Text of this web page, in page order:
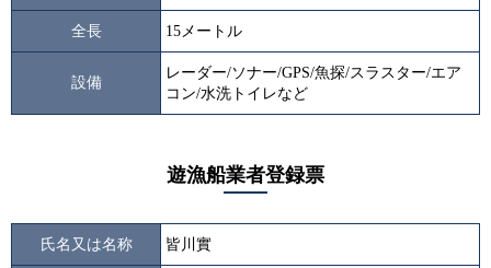
全長 15メートル
設備
レーダー/ソナー/GPS/魚探/スラスター/エア
コン/水洗トイレなど
遊漁船業者登録票
氏名又は名称 皆川實